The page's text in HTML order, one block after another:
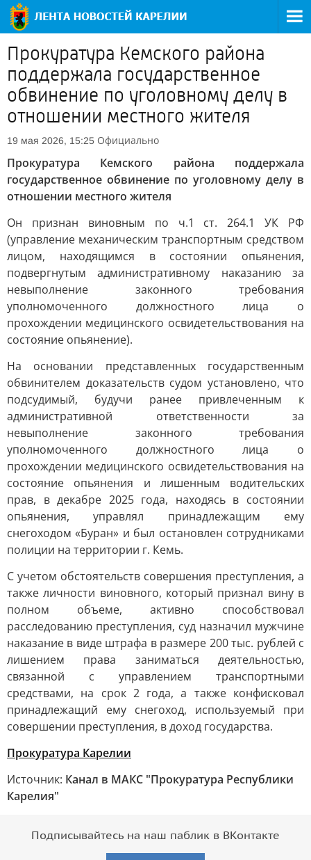
Прокуратура Кемского района
поддержала государственное
обвинение по уголовному делу в
отношении местного жителя
19 мая 2026, 15:25 Официально
Прокуратура Кемского района поддержала
государственное обвинение по уголовному делу в
отношении местного жителя
Он признан виновным по ч.1 ст. 264.1 УК РФ
(управление механическим транспортным средством
лицом, находящимся в состоянии опьянения,
подвергнутым административному наказанию за
невыполнение законного требования
уполномоченного должностного лица о
прохождении медицинского освидетельствования на
состояние опьянение).
На основании представленных государственным
обвинителем доказательств судом установлено, что
подсудимый, будучи ранее привлеченным к
административной ответственности за
невыполнение законного требования
уполномоченного должностного лица о
прохождении медицинского освидетельствования на
состояние опьянения и лишенным водительских
прав, в декабре 2025 года, находясь в состоянии
опьянения, управлял принадлежащим ему
снегоходом «Буран» и был остановлен сотрудниками
полиции на территории г. Кемь.
С учетом обстоятельств совершения преступления, а
также личности виновного, который признал вину в
полном объеме, активно способствовал
расследованию преступления, суд назначил мужчине
наказание в виде штрафа в размере 200 тыс. рублей с
лишением права заниматься деятельностью,
связанной с управлением транспортными
средствами, на срок 2 года, а также конфисковал
принадлежащий ему снегоход, используемый при
совершении преступления, в доход государства.
Прокуратура Карелии
Источник: Канал в МАКС "Прокуратура Республики
Карелия"
Подписывайтесь на наш паблик в ВКонтакте